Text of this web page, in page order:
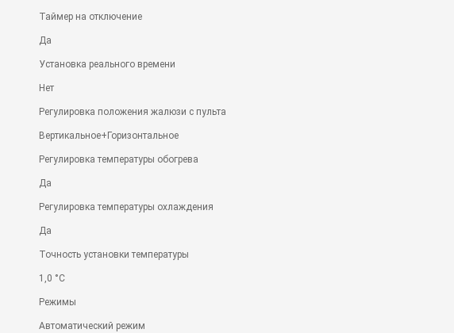
Таймер на отключение
Да
Установка реального времени
Нет
Регулировка положения жалюзи с пульта
Вертикальное+Горизонтальное
Регулировка температуры обогрева
Да
Регулировка температуры охлаждения
Да
Точность установки температуры
1,0 °С
Режимы
Автоматический режим